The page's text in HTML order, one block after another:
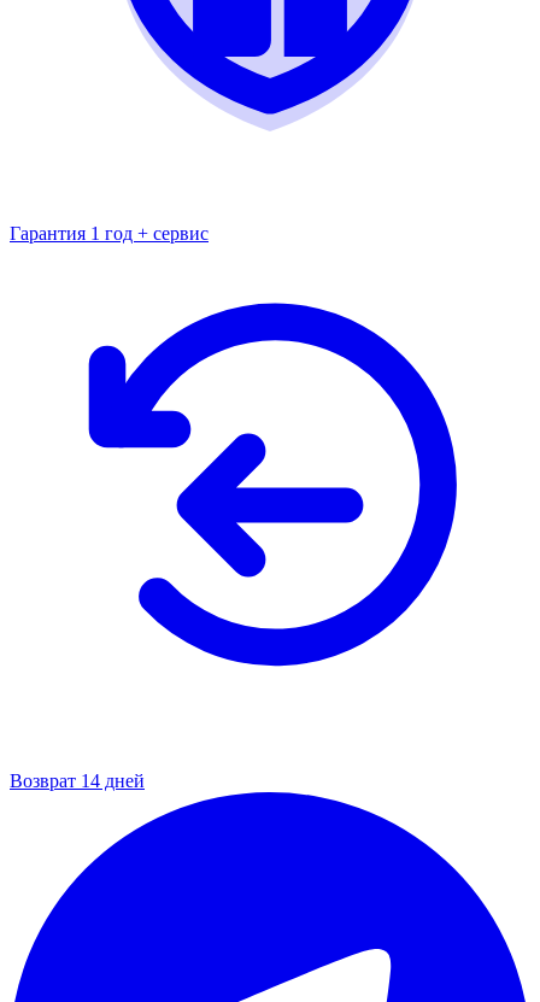
Гарантия 1 год + сервис
Возврат 14 дней